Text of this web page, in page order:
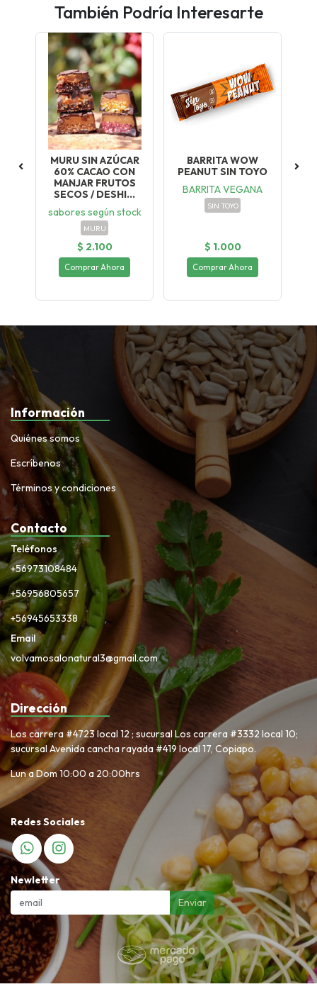
También Podría Interesarte
MURU SIN AZÚCAR
60% CACAO CON
MANJAR FRUTOS
SECOS / DESHI...
sabores según stock
MURU
$ 2.100
Comprar Ahora
BARRITA WOW
PEANUT SIN TOYO
BARRITA VEGANA
SIN TOYO
$ 1.000
Comprar Ahora
Información
Quiénes somos
Escríbenos
Términos y condiciones
Contacto
Teléfonos
+56973108484
+56956805657
+56945653338
Email
volvamosalonatural3@gmail.com
Dirección
Los carrera #4723 local 12 ; sucursal Los carrera #3332 local 10;
sucursal Avenida cancha rayada #419 local 17, Copiapo.
Lun a Dom 10:00 a 20:00hrs
Redes Sociales
Newletter
Enviar